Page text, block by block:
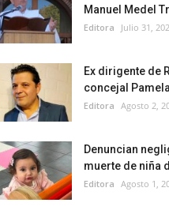
Manuel Medel
Editora Julio 31,
Ex dirigente de
concejal
Editora Agosto 2,
Denuncian
muerte de niña
Editora Agosto 1,